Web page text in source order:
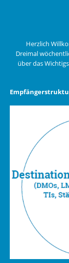
Herzlich
Dreimal
über das